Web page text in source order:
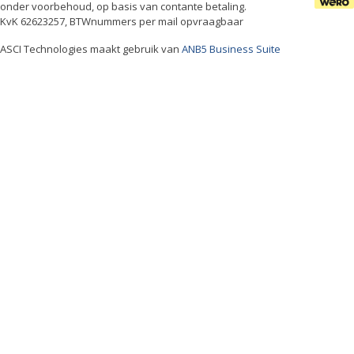
onder voorbehoud, op basis van contante betaling.
KvK 62623257, BTWnummers per mail opvraagbaar
ASCI Technologies maakt gebruik van ANB5 Business Suite